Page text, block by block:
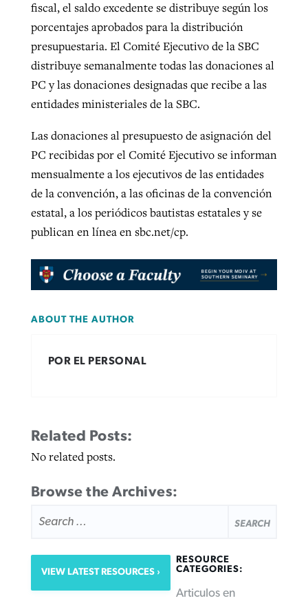
fiscal, el saldo excedente se distribuye según los
porcentajes aprobados para la distribución
presupuestaria. El Comité Ejecutivo de la SBC
distribuye semanalmente todas las donaciones al
PC y las donaciones designadas que recibe a las
entidades ministeriales de la SBC.
Las donaciones al presupuesto de asignación del
PC recibidas por el Comité Ejecutivo se informan
mensualmente a los ejecutivos de las entidades
de la convención, a las oficinas de la convención
estatal, a los periódicos bautistas estatales y se
publican en línea en sbc.net/cp.
ABOUT THE AUTHOR
POR EL PERSONAL
Related Posts:
No related posts.
Browse the Archives:
FOR:
VIEW LATEST RESOURCES
RESOURCE
CATEGORIES:
Articulos en